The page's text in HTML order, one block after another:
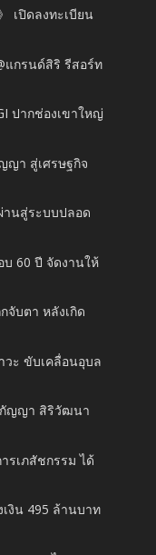
เปิดลงทะเบียน
แกรนด์สิริ รีสอร์ท
ปากช่องเขาใหญ่
ญา สู่เศรษฐกิจ
านสู่ระบบปลอด
บ 60 ปี จัดงานให้
จับตา หลังเกิด
วะ ขับเคลื่อนอุบล
ญญา สิริวัฒนา
รเภสัชกรรม ได้
เงิน 495 ล้านบาท